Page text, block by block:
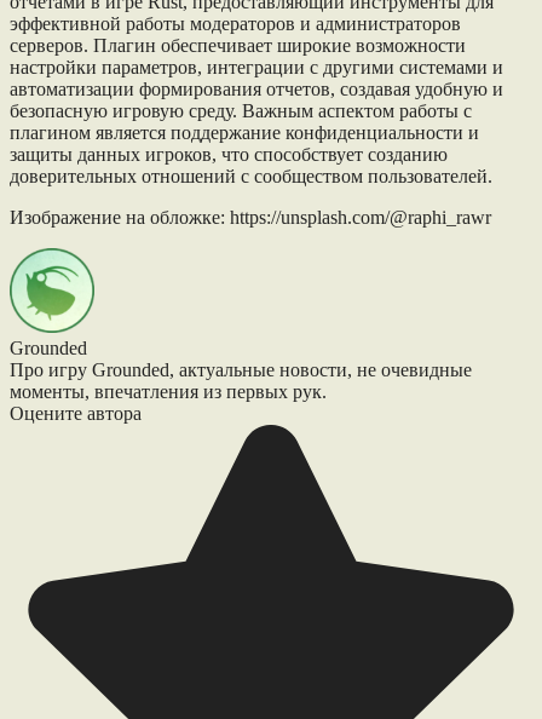
эффективной работы модераторов и администраторов
серверов. Плагин обеспечивает широкие возможности
настройки параметров, интеграции с другими системами и
автоматизации формирования отчетов, создавая удобную и
безопасную игровую среду. Важным аспектом работы с
плагином является поддержание конфиденциальности и
защиты данных игроков, что способствует созданию
доверительных отношений с сообществом пользователей.
Изображение на обложке: https://unsplash.com/@raphi_rawr
Grounded
Про игру Grounded, актуальные новости, не очевидные
моменты, впечатления из первых рук.
Оцените автора